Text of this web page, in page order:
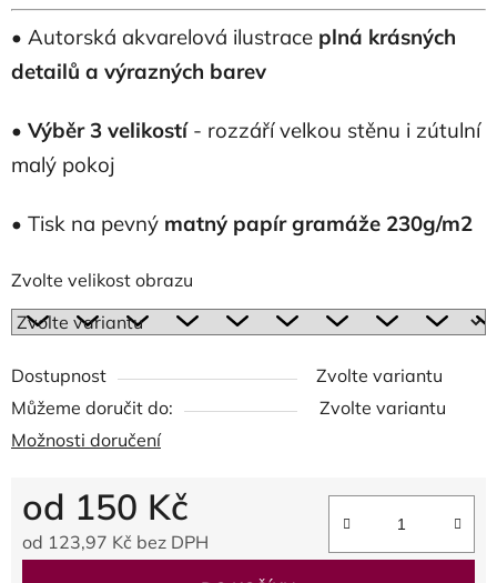
• Autorská akvarelová ilustrace plná krásných
detailů a výrazných barev
• Výběr 3 velikostí- rozzáří velkou stěnu i zútulní
malý pokoj
• Tisk na pevný matný papír gramáže 230g/m2
Zvolte velikost obrazu
Dostupnost
Zvolte variantu
Můžeme doručit do:
Zvolte variantu
Možnosti doručení
od 150 Kč
od 123,97 Kč bez DPH